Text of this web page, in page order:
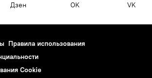
Дзен OK VK
Правила использования
Cookie